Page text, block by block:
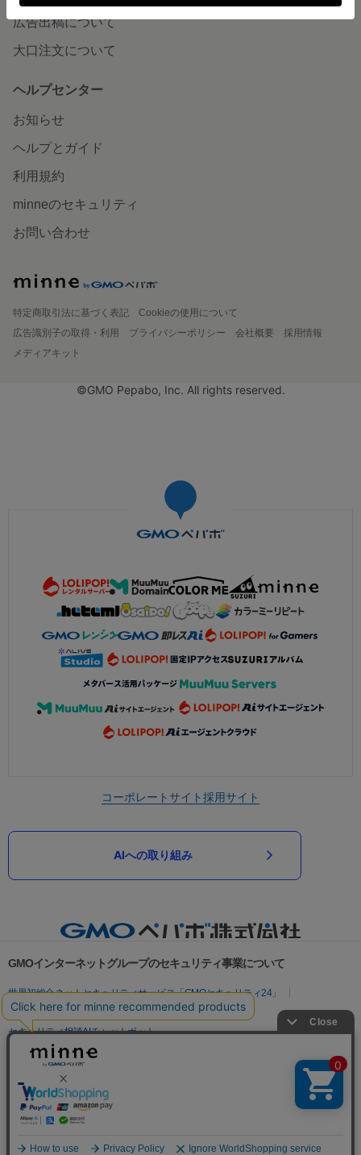
広告出稿について
大口注文について
ヘルプセンター
お知らせ
ヘルプとガイド
利用規約
minneのセキュリティ
お問い合わせ
特定商取引法に基づく表記
Cookieの使用について
広告識別子の取得・利用
プライバシーポリシー 会社概要
採用情報
メディアキット
©GMO Pepabo, Inc. All rights reserved.
コーポレートサイト採用サイト
AIへの取り組み
GMOインターネットグループのセキュリティ事業について
世界初総合ネットセキュリティサービス「GMOセキュリティ24」
パスワード漏洩診断
Webサイトリスク診断
セキュリティ相談AIチャットボット
実在証明・盗聴対策
サイバー攻撃対策（GMO Flatt Security）
セキュリティ事業の軌跡